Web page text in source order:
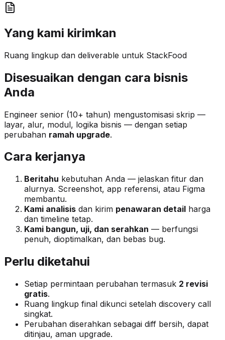
Yang kami kirimkan
Ruang lingkup dan deliverable untuk StackFood
Disesuaikan dengan cara bisnis
Anda
Engineer senior (10+ tahun) mengustomisasi skrip —
layar, alur, modul, logika bisnis — dengan setiap
perubahan ramah upgrade.
Cara kerjanya
Beritahu kebutuhan Anda — jelaskan fitur dan
alurnya. Screenshot, app referensi, atau Figma
membantu.
Kami analisis dan kirim penawaran detail harga
dan timeline tetap.
Kami bangun, uji, dan serahkan — berfungsi
penuh, dioptimalkan, dan bebas bug.
Perlu diketahui
Setiap permintaan perubahan termasuk 2 revisi
gratis.
Ruang lingkup final dikunci setelah discovery call
singkat.
Perubahan diserahkan sebagai diff bersih, dapat
ditinjau, aman upgrade.